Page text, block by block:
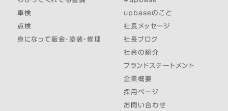
車検
点検
身になって鈑金・塗装・修理
upbaseのこと
社長メッセージ
社長ブログ
社員の紹介
ブランドステートメント
企業概要
採用ページ
お問い合わせ